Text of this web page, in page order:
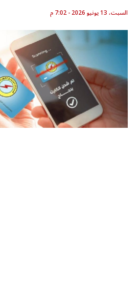
السبت، 13 يونيو 2026 - 7:02 م